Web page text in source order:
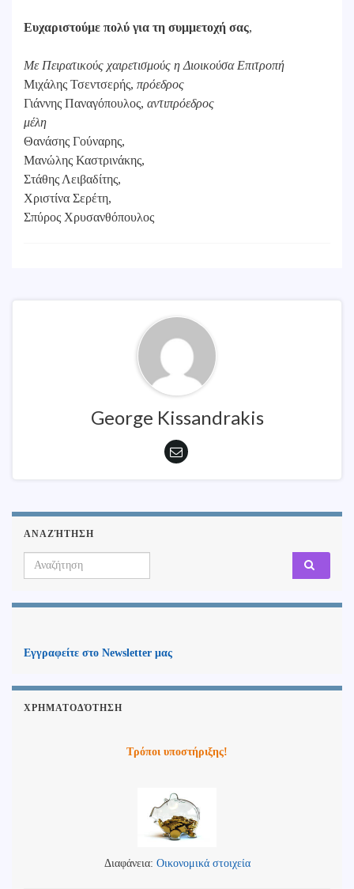
Ευχαριστούμε πολύ για τη συμμετοχή σας,
Με Πειρατικούς χαιρετισμούς η Διοικούσα Επιτροπή
Μιχάλης Τσεντσερής, πρόεδρος
Γιάννης Παναγόπουλος, αντιπρόεδρος
μέλη
Θανάσης Γούναρης,
Μανώλης Καστρινάκης,
Στάθης Λειβαδίτης,
Χριστίνα Σερέτη,
Σπύρος Χρυσανθόπουλος
George Kissandrakis
ΑΝΑΖΉΤΗΣΗ
Search for:
Εγγραφείτε στο Newsletter μας
ΧΡΗΜΑΤΟΔΌΤΗΣΗ
Τρόποι υποστήριξης!
Διαφάνεια: Οικονομικά στοιχεία